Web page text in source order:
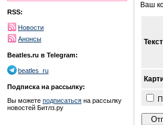
RSS:
Новости
Анонсы
Beatles.ru в Telegram:
beatles_ru
Подписка на рассылку:
Вы можете подписаться на рассылку
новостей Битлз.ру
Ваш